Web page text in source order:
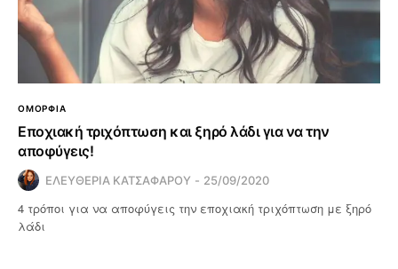
ΟΜΟΡΦΙΑ
Εποχιακή τριχόπτωση και ξηρό λάδι για να την
αποφύγεις!
ΕΛΕΥΘΕΡΙΑ ΚΑΤΣΑΦΑΡΟΥ 25/09/2020
4 τρόποι για να αποφύγεις την εποχιακή τριχόπτωση με ξηρό
λάδι